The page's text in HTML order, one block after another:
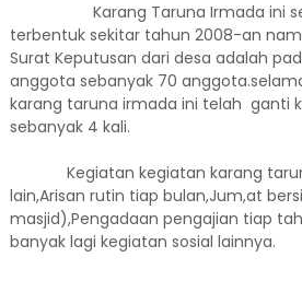
Karang Taruna Irmada ini
terbentuk sekitar tahun 2008-an
Surat Keputusan dari desa adalah
anggota sebanyak 70
karang taruna irmada ini telah ganti
sebanyak 4 kali.
Kegiatan kegiatan karang
lain,Arisan rutin tiap bulan,Jum,at
masjid),Pengadaan pengajian tiap
banyak lagi kegiatan sosial lainnya.